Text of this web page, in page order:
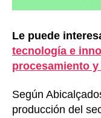
Le puede
tecnología e
procesamiento y
Según
producción del